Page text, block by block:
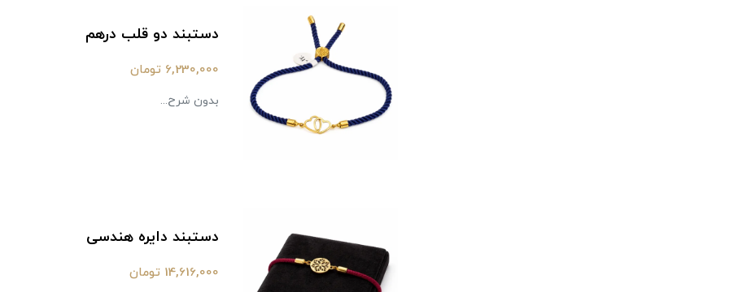
دستبند دو قلب درهم
6,230,000 تومان
بدون شرح...
دستبند دایره هندسی
14,616,000 تومان